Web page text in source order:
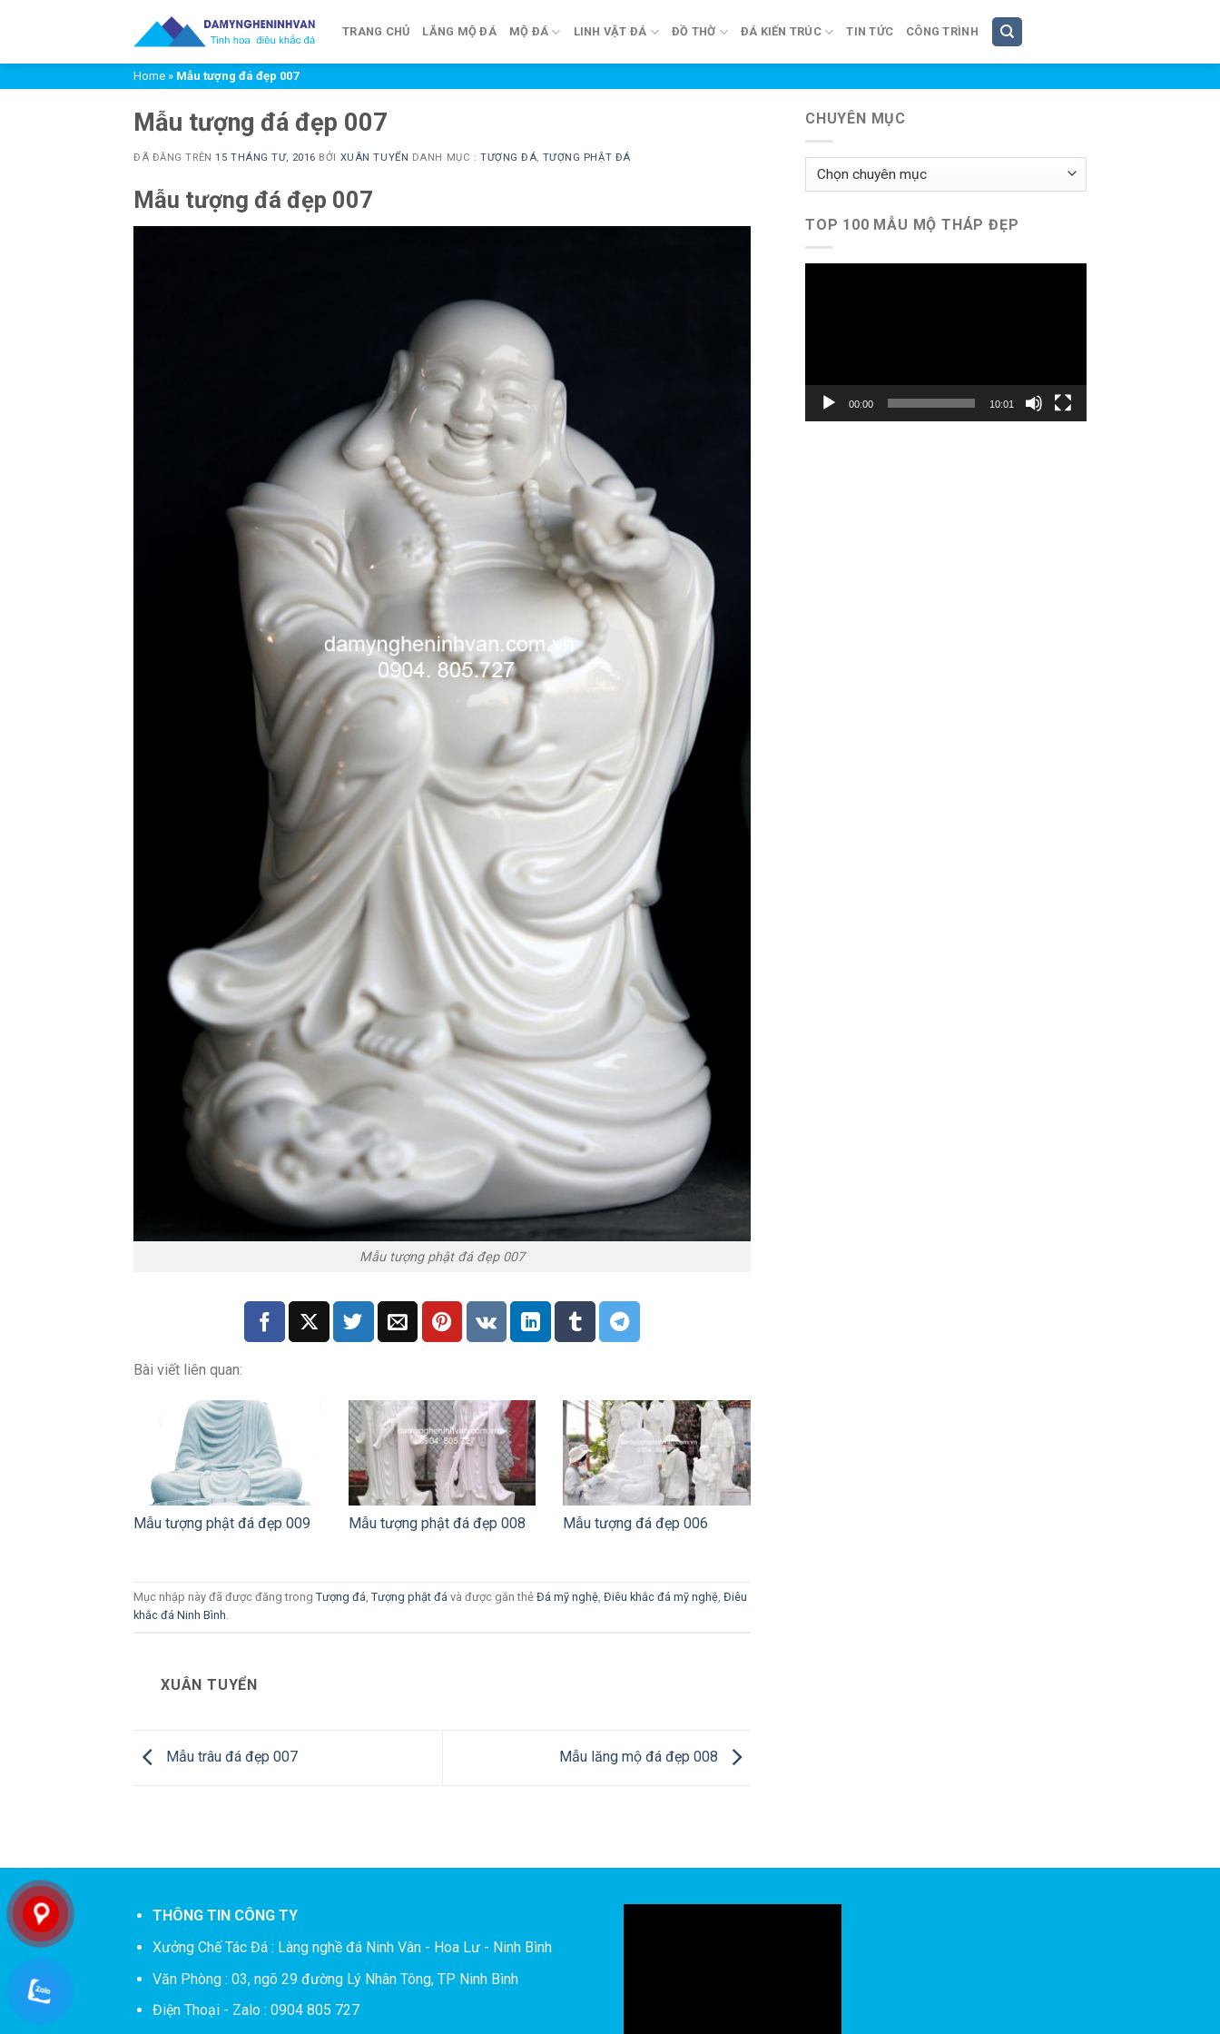
TRANG CHỦ LĂNG MỘ ĐÁ MỘ ĐÁ LINH VẬT ĐÁ ĐỒ THỜ ĐÁ KIẾN TRÚC TIN TỨC CÔNG TRÌNH
Home » Mẫu tượng đá đẹp 007
Mẫu tượng đá đẹp 007
ĐÃ ĐĂNG TRÊN15 THÁNG TƯ, 2016 BỞI XUÂN TUYỂN DANH MỤC : TƯỢNG ĐÁ TƯỢNG PHẬT ĐÁ
Mẫu tượng đá đẹp 007
Mẫu tượng phật đá đẹp 007
Bài viết liên quan:
Mẫu tượng phật đá đẹp 009 Mẫu tượng phật đá đẹp 008 Mẫu tượng đá đẹp 006
Mục nhập này đã được đăng trong Tượng đá, Tượng phật đá và được gắn thẻ Đá mỹ nghệ, Điêu khắc đá mỹ nghệ, Điêu
khắc đá Ninh Bình.
XUÂN TUYỂN
Mẫu trâu đá đẹp 007 Mẫu lăng mộ đá đẹp 008
CHUYÊN MỤC
Chuyên
mục
TOP 100 MẪU MỘ THÁP ĐẸP
00:00 10:01
THÔNG TIN CÔNG TY
Xưởng Chế Tác Đá : Làng nghề đá Ninh Vân - Hoa Lư - Ninh Bình
Văn Phòng : 03, ngõ 29 đường Lý Nhân Tông, TP Ninh Bình
Điện Thoại - Zalo : 0904 805 727